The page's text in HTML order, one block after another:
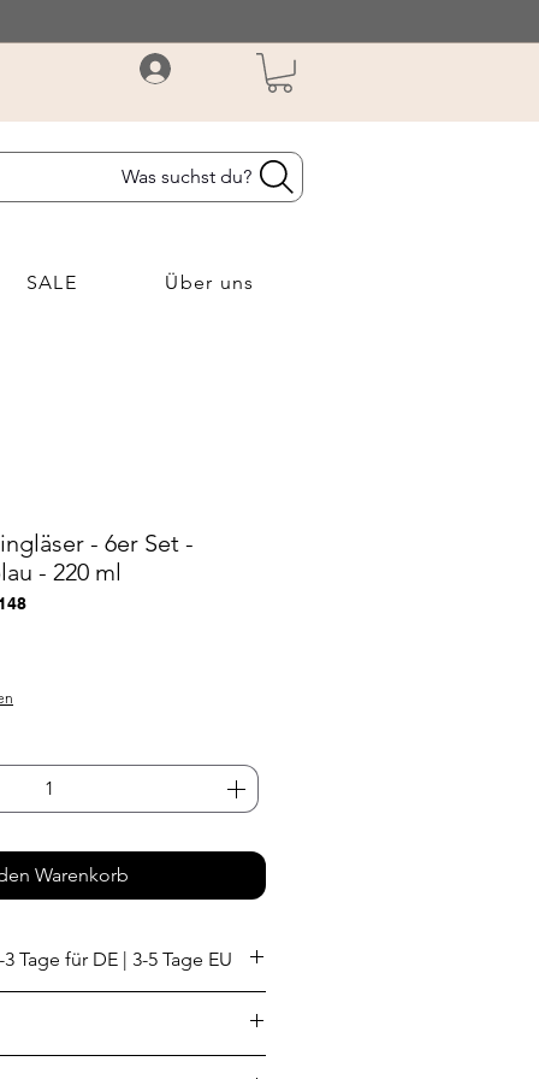
Was suchst du?
SALE Über uns
- 6er Set -
- 220 ml
Warenkorb
Tage für DE | 3-5 Tage EU